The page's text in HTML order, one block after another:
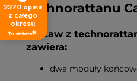
technorattanu
Zestaw z
zawiera:
dwa moduły
2370 opinii
z całego
okresu